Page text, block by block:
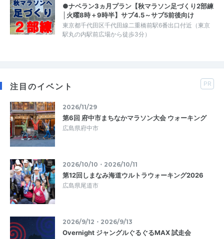
●ナベラン3ヵ月プラン【秋マラソン足づくり2部練
│火曜8時＋9時半】サブ4.5～サブ5前後向け
東京都千代田区千代田線二重橋前駅6番出口付近（東京
駅丸の内駅前広場から徒歩3分）
注目のイベント PR
2026/11/29
第6回 府中市まちなかマラソン大会 ウォーキング
広島県府中市
2026/10/10・2026/10/11
第12回しまなみ海道ウルトラウォーキング2026
広島県尾道市
2026/9/12・2026/9/13
Overnight ジャングルぐるぐるMAX 試走会